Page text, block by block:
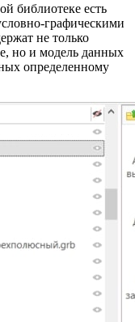
библиотеке есть
графическими
не только
но и модель данных
определенному